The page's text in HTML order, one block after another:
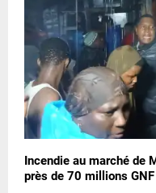
Incendie au marché de
près de 70 millions